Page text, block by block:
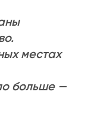
местах
больше —